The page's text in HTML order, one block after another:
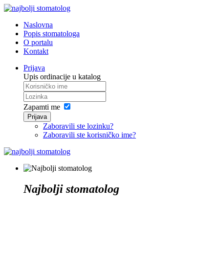
Naslovna
Popis stomatologa
O portalu
Kontakt
Prijava
Upis ordinacije u katalog
Zapamti me
Prijava
Zaboravili ste lozinku?
Zaboravili ste korisničko ime?
Najbolji stomatolog